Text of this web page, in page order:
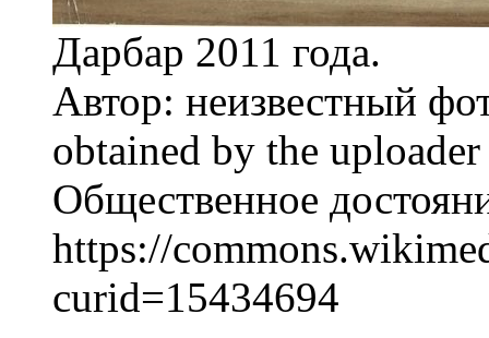
Дарбар 2011 года.
Автор: неизвестный
obtained by the
Общественное
https://
curid=15434694